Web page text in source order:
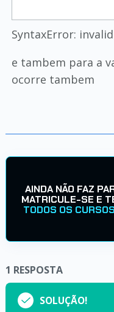
SyntaxError:
e tambem para a
ocorre tambem
AINDA NÃO FAZ
MATRICULE-SE E
TODOS OS CURSOS
1 RESPOSTA
SOLUÇÃO!